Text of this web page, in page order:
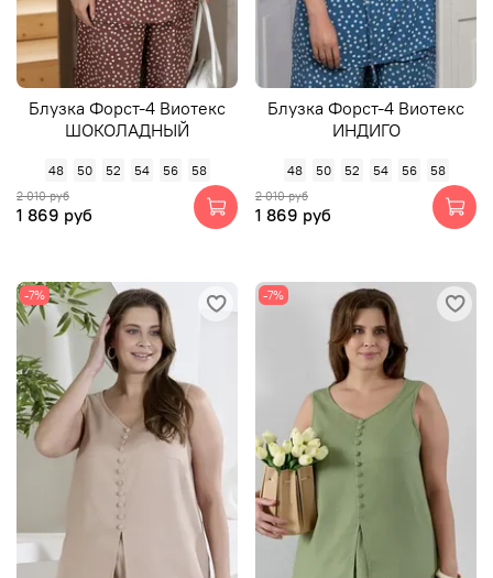
Блузка Форст-4 Виотекс
ШОКОЛАДНЫЙ
48 50 52 54 56 58
2 010 руб
1 869 руб
Блузка Форст-4 Виотекс
ИНДИГО
48 50 52 54 56 58
2 010 руб
1 869 руб
-7% -7%